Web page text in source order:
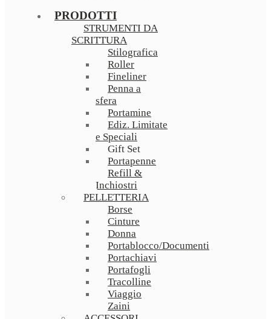
PRODOTTI
STRUMENTI DA
SCRITTURA
Stilografica
Roller
Fineliner
Penna a
sfera
Portamine
Ediz. Limitate
e Speciali
Gift Set
Portapenne
Refill &
Inchiostri
PELLETTERIA
Borse
Cinture
Donna
Portablocco/Documenti
Portachiavi
Portafogli
Tracolline
Viaggio
Zaini